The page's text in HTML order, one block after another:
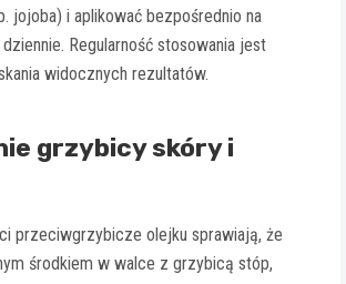
jojoba) i aplikować bezpośrednio na
Regularność stosowania jest
widocznych rezultatów.
grzybicy skóry i
przeciwgrzybicze olejku sprawiają, że
środkiem w walce z grzybicą stóp,